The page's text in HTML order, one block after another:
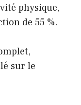
physique,
de 55 %.
sur le